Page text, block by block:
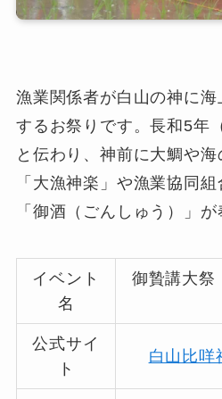
漁業関係者が白山の神に
するお祭りです。長和5年
と伝わり、神前に大鯛や海
「大漁神楽」や漁業協同
「御酒（ごんしゅう）」が
イベント
名
御贄講大祭
公式サイ
ト
白山比咩